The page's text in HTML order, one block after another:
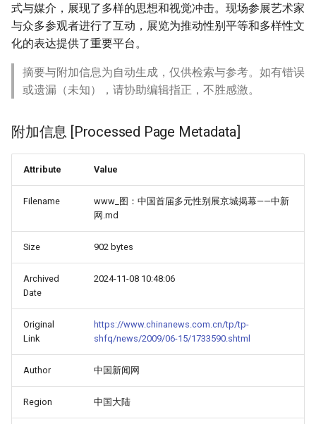
式与媒介，展现了多样的思想和视觉冲击。现场参展艺术家
与众多参观者进行了互动，展览为推动性别平等和多样性文
化的表达提供了重要平台。
摘要与附加信息为自动生成，仅供检索与参考。如有错误
或遗漏（未知），请协助编辑指正，不胜感激。
附加信息 [Processed Page Metadata]
Attribute Value
Filename
www_图：中国首届多元性别展京城揭幕——中新
网.md
Size 902 bytes
Archived
Date
2024-11-08 10:48:06
Original
Link
https://www.chinanews.com.cn/tp/tp-
shfq/news/2009/06-15/1733590.shtml
Author 中国新闻网
Region 中国大陆